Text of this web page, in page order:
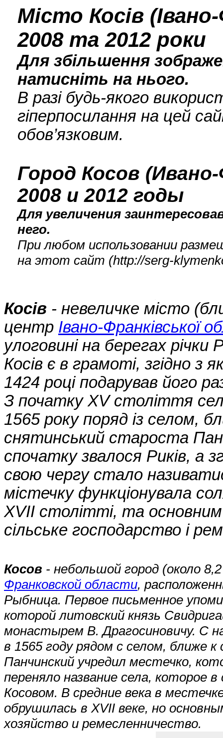
Місто Косів
2008 та 2012 роки
Для збільшення
натисніть на нього.
В разі будь-якого
гіперпосилання на цей
обов’язковим.
Город Косов
2008 и 2012 годы
Для увеличения
него.
При любом использовании
на этот сайт (http://serg-
Косів - невеличке місто
центр Івано-Франківської
улоговині на берегах
Косів є в грамоті, згідно з
1424 році подарував його
З початку XV століття
1565 року поряд із селом,
снятинський староста
спочатку звалося Риків, а
свою чергу стало
містечку функціонувала
XVII столітті, та
сільське господарство і
Косов - небольшой город (около
Франковской области,
Рыбница. Первое письменное
которой литовский князь
монастырем В. Драгосиновичу. С
в 1565 году рядом с селом, ближе
Панчинский учредил местечко,
переняло название села,
Косовом. В средние века в
обрушилась в XVII веке, но
хозяйство и ремесленничество.